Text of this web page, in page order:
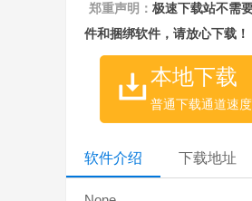
郑重声明： 极速下载站不需
件和捆绑软件，请放心下载！
本地下载
普通下载通道速
软件介绍 下载地址